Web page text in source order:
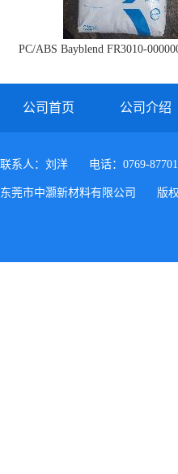
PC/ABS Bayblend FR3010-
公司首页 公司介绍
联系人：刘洋 电话：0769-
东莞市中灏新材料有限公司 版